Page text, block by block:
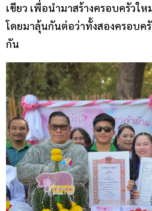
เขียว เพื่อนำมาสร้างครอบครัวใ
โดยมาลุ้นกันต่อว่าทั้งสองครอบค
กัน